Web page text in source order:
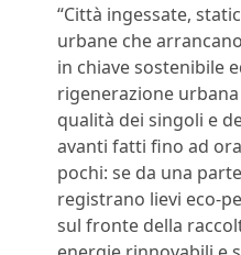
“Città ingessate,
urbane che
in chiave sostenibile
rigenerazione
qualità dei singoli e
avanti fatti fino ad
pochi: se da una
registrano lievi eco-
sul fronte della